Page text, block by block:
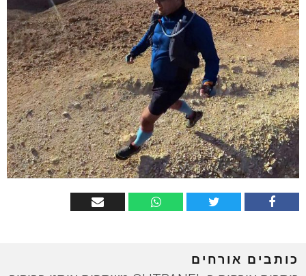
כותבים אורחים